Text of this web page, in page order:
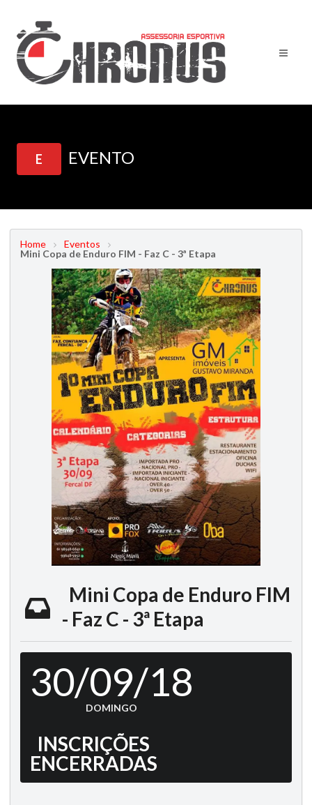
E EVENTO
Home
Eventos
Mini Copa de Enduro FIM - Faz C - 3ª Etapa
Mini Copa de Enduro FIM
- Faz C - 3ª Etapa
30/09/18
DOMINGO
INSCRIÇÕES
ENCERRADAS